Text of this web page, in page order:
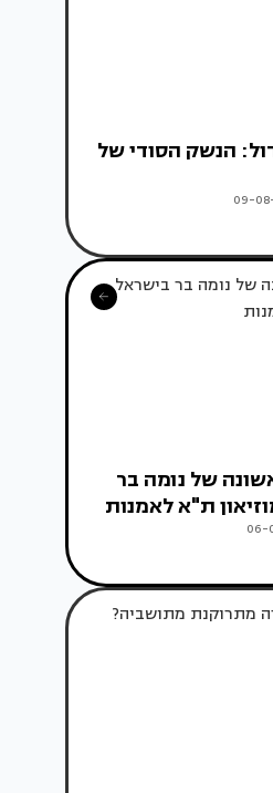
הנשק הסודי של
09-
של נומה בר
ת"א לאמנות
06-